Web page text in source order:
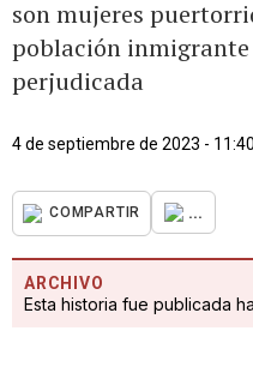
son mujeres
población
perjudicada
4 de septiembre de 2023 -
COMPARTIR ...
ARCHIVO
Esta historia fue publicada